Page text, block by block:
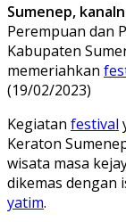
Sumenep,
Perempuan dan
Kabupaten
memeriahkan
(19/02/2023)
Kegiatan festival
Keraton
wisata masa
dikemas dengan
yatim.